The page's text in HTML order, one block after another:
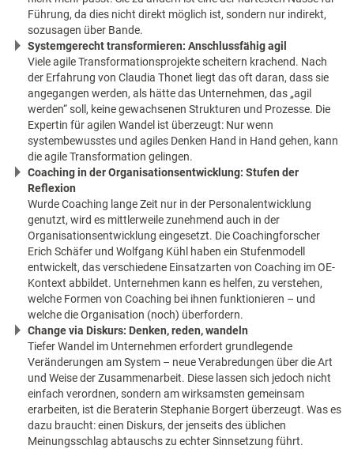
Führung, da dies nicht direkt möglich ist, sondern nur indirekt,
sozusagen über Bande.
Systemgerecht transformieren: Anschlussfähig agil
Viele agile Transformationsprojekte scheitern krachend. Nach
der Erfahrung von Claudia Thonet liegt das oft daran, dass sie
angegangen werden, als hätte das Unternehmen, das „agil
werden“ soll, keine gewachsenen Strukturen und Prozesse. Die
Expertin für agilen Wandel ist überzeugt: Nur wenn
systembewusstes und agiles Denken Hand in Hand gehen, kann
die agile Transformation gelingen.
Coaching in der Organisationsentwicklung: Stufen der
Reflexion
Wurde Coaching lange Zeit nur in der Personalentwicklung
genutzt, wird es mittlerweile zunehmend auch in der
Organisationsentwicklung eingesetzt. Die Coachingforscher
Erich Schäfer und Wolfgang Kühl haben ein Stufenmodell
entwickelt, das verschiedene Einsatzarten von Coaching im OE-
Kontext abbildet. Unternehmen kann es helfen, zu verstehen,
welche Formen von Coaching bei ihnen funktionieren – und
welche die Organisation (noch) überfordern.
Change via Diskurs: Denken, reden, wandeln
Tiefer Wandel im Unternehmen erfordert grundlegende
Veränderungen am System – neue Verabredungen über die Art
und Weise der Zusammenarbeit. Diese lassen sich jedoch nicht
einfach verordnen, sondern am wirksamsten gemeinsam
erarbeiten, ist die Beraterin Stephanie Borgert überzeugt. Was es
dazu braucht: einen Diskurs, der jenseits des üblichen
Meinungsschlag abtauschs zu echter Sinnsetzung führt.